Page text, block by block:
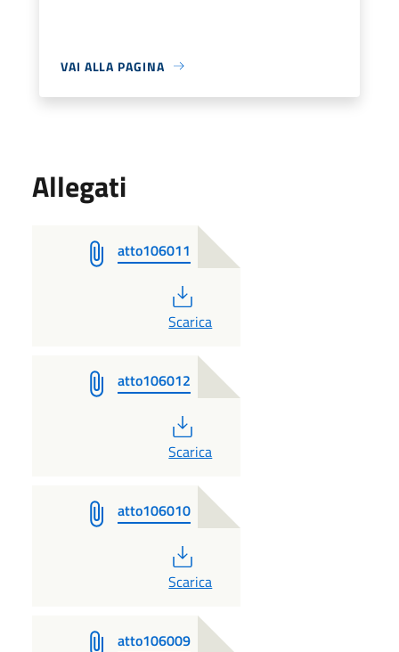
VAI ALLA PAGINA
Allegati
atto106011
PDF
Scarica
atto106012
PDF
Scarica
atto106010
PDF
Scarica
atto106009